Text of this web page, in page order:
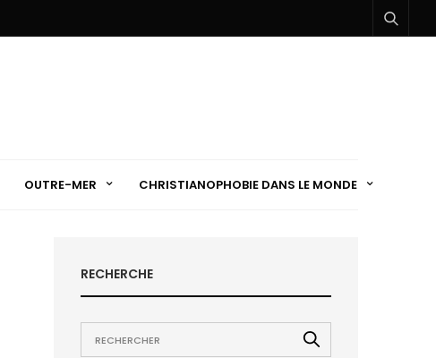
OUTRE-MER CHRISTIANOPHOBIE DANS LE MONDE
RECHERCHE